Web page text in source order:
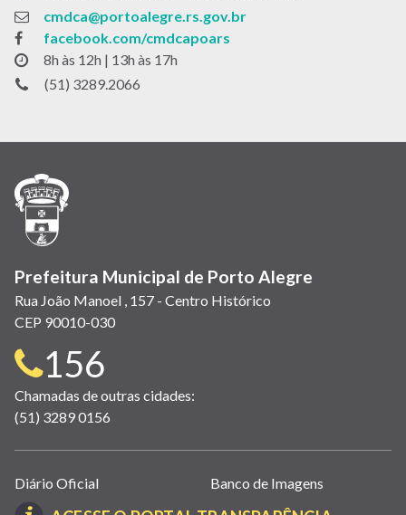
cmdca@portoalegre.rs.gov.br
facebook.com/cmdcapoars
8h às 12h | 13h às 17h
(51) 3289.2066
Prefeitura Municipal de Porto Alegre
Rua João Manoel , 157 - Centro Histórico
CEP 90010-030
Telefone
para
contato:
156
Chamadas de outras cidades:
(51) 3289 0156
Links
úteis
Diário Oficial Banco de Imagens